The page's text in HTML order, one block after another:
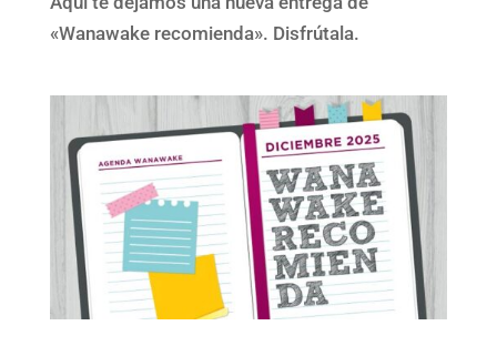
«Wanawake recomienda». Disfrútala.